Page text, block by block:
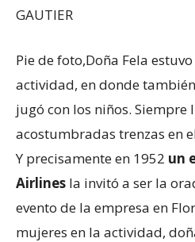
GAUTIER
Pie de foto,Doña Fela
actividad, en donde
jugó con los niños. Siempre
acostumbradas trenzas en
Y precisamente en 1952 un
Airlines la invitó a ser la
evento de la empresa en
mujeres en la actividad,